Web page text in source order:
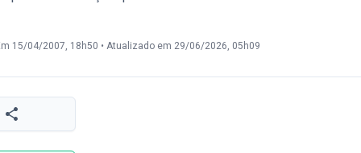
15/04/2007, 18h50 • Atualizado em 29/06/2026, 05h09